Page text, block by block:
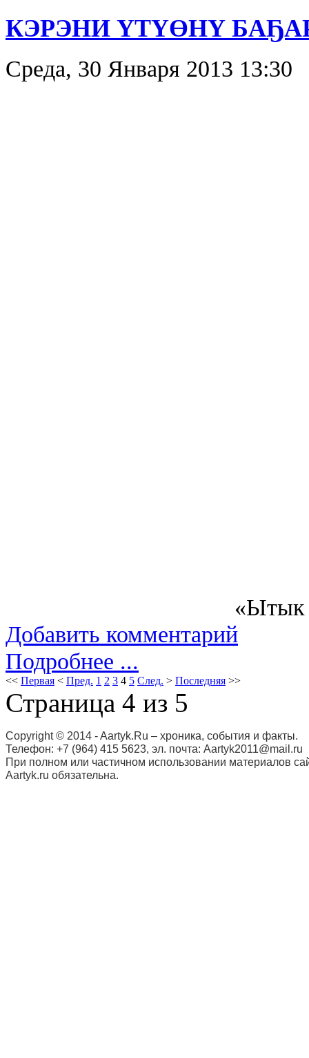
КЭРЭНИ ҮТҮӨНҮ
Среда, 30 Января 2013 13:30
«Ытык
Добавить комментарий
Подробнее ...
<< Первая < Пред. 1 2 3 4 5 След. > Последняя >>
Страница 4 из 5
Copyright © 2014 - Aartyk.Ru – хроника, события и факты.
Телефон: +7 (964) 415 5623, эл. почта: Aartyk2011@mail.ru
При полном или частичном использовании материалов
Aartyk.ru oбязательна.